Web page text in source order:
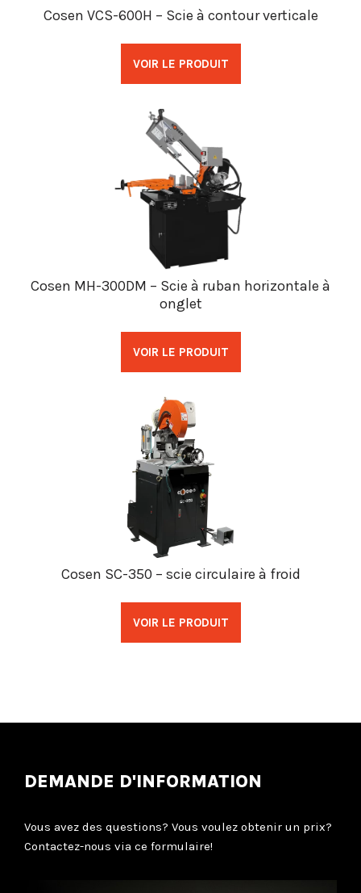
Cosen VCS-600H – Scie à contour verticale
VOIR LE PRODUIT
Cosen MH-300DM – Scie à ruban horizontale à
onglet
VOIR LE PRODUIT
Cosen SC-350 – scie circulaire à froid
VOIR LE PRODUIT
DEMANDE D'INFORMATION
Vous avez des questions? Vous voulez obtenir un prix?
Contactez-nous via ce formulaire!